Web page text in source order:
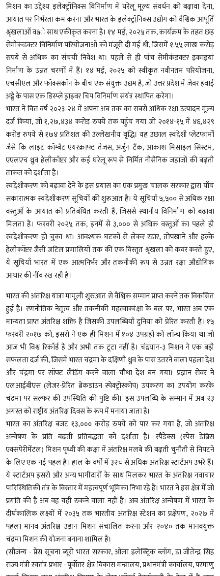
मिशन का उद्देश्य इलेक्ट्रॉनिक्स विनिर्माण में घरेलू मूल्य संवर्धन को बढ़ावा देना,
आयात पर निर्भरता कम करना और भारत के इलेक्ट्रॉनिक्स उद्योग को वैश्विक आपूर्ति
श्रृंखलाओं वâे साथ एकीकृत करना है। १४ मई, २०२५ तक, कार्यक्रम के तहत छह
सेमीकंडक्टर विनिर्माण परियोजनाओं को मंजूरी दी गई थी, जिसमें १.५५ लाख करोड़
रुपये से अधिक का संचयी निवेश था। पहले से ही पांच सेमीकंडक्टर इकाइयां
निर्माण के उन्नत चरणों में हैं। १४ मई, २०२५ को स्वीकृत नवीनतम परियोजना,
एचसीएल और फॉक्सकॉन के बीच एक संयुक्त उद्यम है, जो उत्तर प्रदेश में जेवर हवाई
अड्डे के पास एक डिस्प्ले ड्राइवर चिप विनिर्माण संयंत्र स्थापित करेगा।
भारत ने वित्त वर्ष २०२३-२४ में अपना अब तक का सबसे अधिक रक्षा उत्पादन मूल्य
दर्ज किया, जो १,२७,४३४ करोड़ रुपये तक पहुँच गया जो २०१४-१५ में ४६,४२९
करोड़ रुपये से १७४ प्रतिशत की उल्लेखनीय वृद्धि। यह उछाल स्वदेशी प्लेटफार्मों
जैसे कि लाइट कॉम्बैट एयरक्राफ्ट तेजस, अर्जुन टैंक, आकाश मिसाइल सिस्टम,
एएलएच ध्रुव हेलीकॉप्टर और कई घरेलू रूप से निर्मित नौसैनिक जहाजों की बढ़ती
ताकत को दर्शाता है।
स्वदेशीकरण को बढ़ावा देने के इस प्रयास का एक प्रमुख चालक सरकार द्वारा पाँच
सकारात्मक स्वदेशीकरण सूचियों की शुरूआत है। ये सूचियाँ ५,५०० से अधिक रक्षा
वस्तुओं के आयात को प्रतिबंधित करती हैं, जिससे स्थानीय विनिर्माण को बढ़ावा
मिलता है। फरवरी २०२५ तक, इनमें से ३,००० से अधिक वस्तुओं का पहले ही
स्वदेशीकरण हो चुका था। आवश्यक घटकों से लेकर रडार, तोपखाने और हल्के
हेलीकॉप्टर जैसी जटिल प्रणालियों तक की एक विस्तृत श्रृंखला को कवर करते हुए,
ये सूचियाँ भारत में एक आत्मनिर्भर और तकनीकी रूप से उन्नत रक्षा औद्योगिक
आधार की नींव रख रही हैं।
भारत की अंतरिक्ष यात्रा मामूली शुरुआत से वैश्विक सम्मान प्राप्त करने तक विकसित
हुई है। रणनीतिक नेतृत्व और तकनीकी महत्वाकांक्षा के बल पर, भारत अब एक
मान्यता प्राप्त अंतरिक्ष शक्ति है जिसकी उपलब्धियाँ दुनिया को प्रेरित करती हैं। १५
फरवरी २०१७ को, इसरो ने एक ही मिशन में १०४ उपग्रहों को लॉन्च किया था जो
आज भी विश्व रिकॉर्ड है और अभी तक टूटा नहीं है। चंद्रयान-३ मिशन ने एक बड़ी
सफलता दर्ज की, जिसमें भारत चंद्रमा के दक्षिणी ध्रुव के पास उतरने वाला पहला देश
और चंद्रमा पर सॉफ्ट लैंडिंग करने वाला चौथा देश बन गया। प्रज्ञान रोवर ने
एलआईबीएस (लेजर-प्रेरित ब्रेकडाउन स्पेक्ट्रोस्कोप) उपकरण का उपयोग करके
चंद्रमा पर सल्फर की उपस्थिति की पुष्टि की। इस उपलब्धि के सम्मान में अब २३
अगस्त को राष्ट्रीय अंतरिक्ष दिवस के रूप में मनाया जाता है।
भारत का अंतरिक्ष बजट १३,००० करोड़ रुपये को पार कर गया है, जो अंतरिक्ष
अन्वेषण के प्रति बढ़ती प्रतिबद्धता को दर्शाता है। स्पैडेक्स (स्पेस डेब्रिस
एक्सपेरीमेंटल) मिशन पृथ्वी की कक्षा में अंतरिक्ष मलबे की बढ़ती चुनौती से निपटने
के लिए एक नई पहल है। हाल के वर्षों में ३२८ से अधिक अंतरिक्ष स्टार्टअप उभरे हैं।
ये स्टार्टअप इसरो और अन्य भागीदारों के साथ मिलकर भारत के अंतरिक्ष नवाचार
पारिस्थितिकी तंत्र के विस्तार में महत्वपूर्ण भूमिका निभा रहे हैं। भारत ने इस क्षेत्र में जो
प्रगति की है अब वह यही रुकने वाला नहीं है। अब अंतरिक्ष अन्वेषण में भारत के
दीर्घकालिक लक्ष्यों में २०३५ तक भारतीय अंतरिक्ष स्टेशन का प्रक्षेपण, २०२७ में
पहला मानव अंतरिक्ष उड़ान मिशन संचालित करना और २०४० तक मानवयुक्त
चंद्रमा मिशन की योजना बनाना शामिल हैं।
(सौजन्य - प्रेस सूचना ब्यूरो भारत सरकार, ओला इलेक्ट्रिक ब्लॉग, डा जीतेन्द्र सिंह
राज्य मंत्री स्वतंत्र प्रभार - पूर्वोत्तर क्षेत्र विकास मन्त्रालय, प्रधानमंत्री कार्यालय, परमाणु